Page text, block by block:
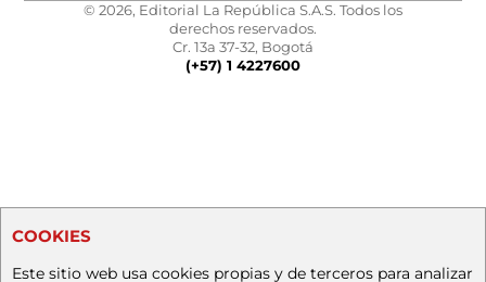
© 2026, Editorial La República S.A.S. Todos los
derechos reservados.
Cr. 13a 37-32, Bogotá
(+57) 1 4227600
COOKIES
Este sitio web usa cookies propias y de terceros para analizar